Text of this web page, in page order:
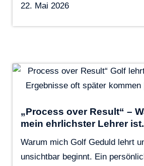
22. Mai 2026
„Process over Result“ –
mein ehrlichster Lehrer
Warum mich Golf Geduld lehrt
unsichtbar beginnt. Ein